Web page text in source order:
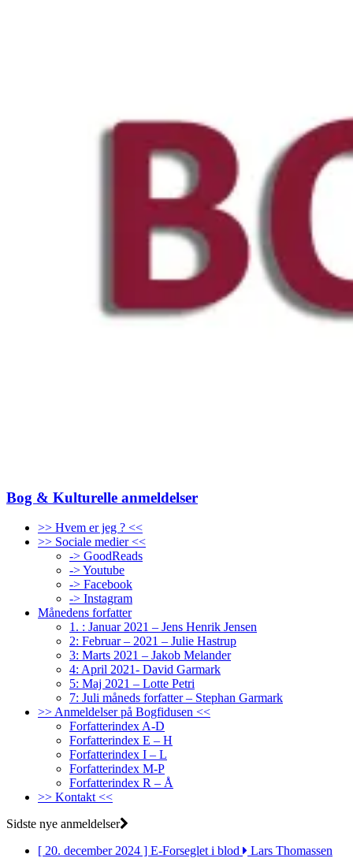
Bog & Kulturelle anmeldelser
>> Hvem er jeg ? <<
>> Sociale medier <<
-> GoodReads
-> Youtube
-> Facebook
-> Instagram
Månedens forfatter
1. : Januar 2021 – Jens Henrik Jensen
2: Februar – 2021 – Julie Hastrup
3: Marts 2021 – Jakob Melander
4: April 2021- David Garmark
5: Maj 2021 – Lotte Petri
7: Juli måneds forfatter – Stephan Garmark
>> Anmeldelser på Bogfidusen <<
Forfatterindex A-D
Forfatterindex E – H
Forfatterindex I – L
Forfatterindex M-P
Forfatterindex R – Å
>> Kontakt <<
Sidste nye anmeldelser
[ 20. december 2024 ] E-Forseglet i blod
Lars Thomassen